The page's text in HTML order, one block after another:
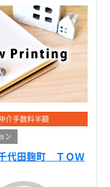
介手数料半額
ン
代田麹町 ＴＯＷ